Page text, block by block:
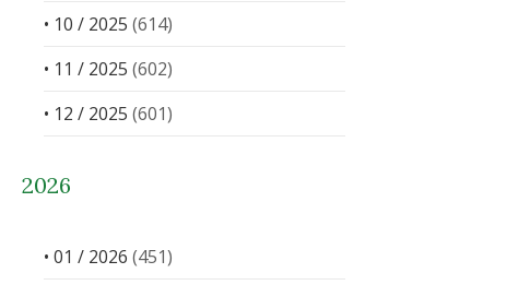
• 10 / 2025 (614)
• 11 / 2025 (602)
• 12 / 2025 (601)
2026
• 01 / 2026 (451)